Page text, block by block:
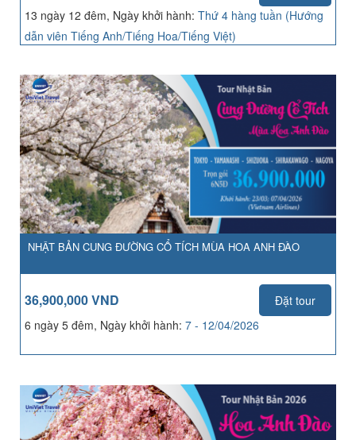
13 ngày 12 đêm, Ngày khởi hành: Thứ 4 hàng tuần (Hướng
dẫn viên Tiếng Anh/Tiếng Hoa/Tiếng Việt)
NHẬT BẢN CUNG ĐƯỜNG CỔ TÍCH MÙA HOA ANH ĐÀO
36,900,000 VND
Đặt tour
6 ngày 5 đêm, Ngày khởi hành: 7 - 12/04/2026